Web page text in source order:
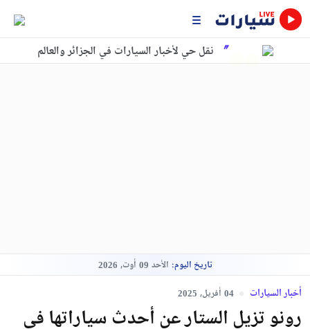
نقل حي لأخبار السيارات في الجزائر والعالم
تاريخ اليوم: الأحد 09 أوت, 2026
أخبار السيارات 04 أفريل, 2025
رونو تزيل الستار عن أحدث سياراتها في